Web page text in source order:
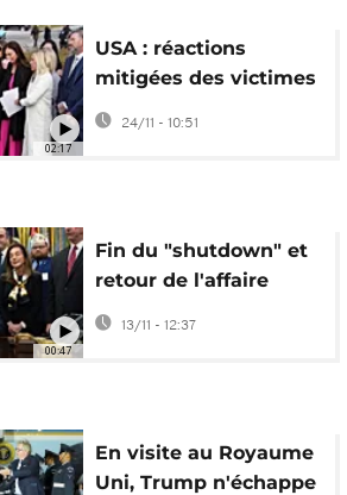
02:17
USA : réactions
mitigées des victimes
à la publication des
dossiers Epstein
24/11 - 10:51
00:47
Fin du "shutdown" et
retour de l'affaire
Epstein, Trump
13/11 - 12:37
En visite au Royaume
Uni, Trump n'échappe